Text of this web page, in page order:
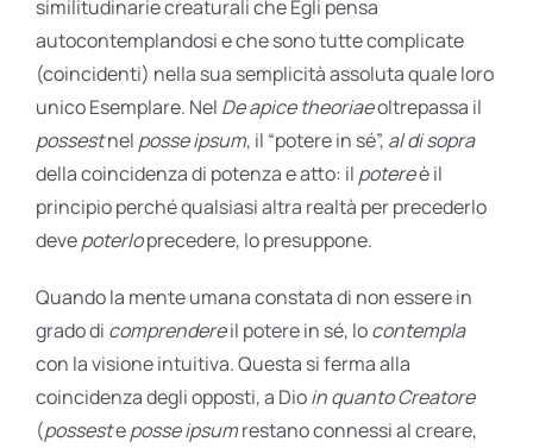
similitudinarie creaturali che Egli pensa
autocontemplandosi e che sono tutte complicate
(coincidenti) nella sua semplicità assoluta quale loro
unico Esemplare. Nel De apice theoriaeoltrepassa il
possestnel posse ipsum, il “potere in sé”, al di sopra
della coincidenza di potenza e atto: il potereè il
principio perché qualsiasi altra realtà per precederlo
devepoterloprecedere, lo presuppone.
Quando la mente umana constata di non essere in
grado di comprendereil potere in sé, locontempla
con la visione intuitiva. Questa si ferma alla
coincidenza degli opposti, a Dioin quanto Creatore
(possesteposse ipsumrestano connessi al creare,